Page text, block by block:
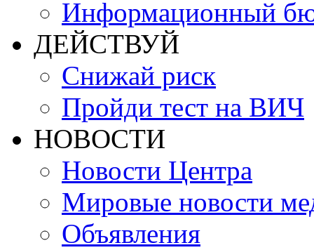
Информационный
ДЕЙСТВУЙ
Снижай риск
Пройди тест на ВИЧ
НОВОСТИ
Новости Центра
Мировые новости
Объявления